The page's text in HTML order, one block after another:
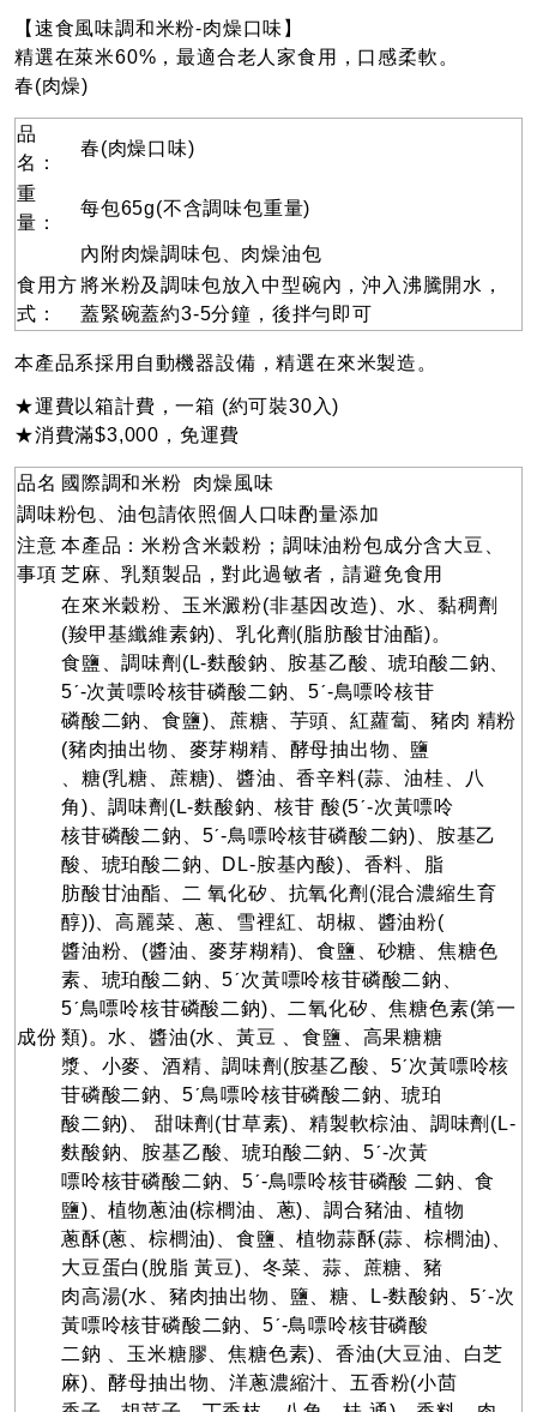
【速食風味調和米粉-肉燥口味】
精選在萊米60%，最適合老人家食用，口感柔軟。
春(肉燥)
品
名：
春(肉燥口味)
重
量：
每包65g(不含調味包重量)
內附肉燥調味包、肉燥油包
食用方
式：
將米粉及調味包放入中型碗內，沖入沸騰開水，
蓋緊碗蓋約3-5分鐘，後拌勻即可
本產品系採用自動機器設備，精選在來米製造。
★運費以箱計費，一箱 (約可裝30入)
★消費滿$3,000，免運費
品名 國際調和米粉 肉燥風味
調味粉包、油包請依照個人口味酌量添加
注意
事項
本產品：米粉含米穀粉；調味油粉包成分含大豆、
芝麻、乳類製品，對此過敏者，請避免食用
成份
在來米穀粉、玉米澱粉(非基因改造)、水、黏稠劑
(羧甲基纖維素鈉)、乳化劑(脂肪酸甘油酯)。
食鹽、調味劑(L-麩酸鈉、胺基乙酸、琥珀酸二鈉、
5ˊ-次黃嘌呤核苷磷酸二鈉、5ˊ-鳥嘌呤核苷
磷酸二鈉、食鹽)、蔗糖、芋頭、紅蘿蔔、豬肉 精粉
(豬肉抽出物、麥芽糊精、酵母抽出物、鹽
、糖(乳糖、蔗糖)、醬油、香辛料(蒜、油桂、八
角)、調味劑(L-麩酸鈉、核苷 酸(5ˊ-次黃嘌呤
核苷磷酸二鈉、5ˊ-鳥嘌呤核苷磷酸二鈉)、胺基乙
酸、琥珀酸二鈉、DL-胺基內酸)、香料、脂
肪酸甘油酯、二 氧化矽、抗氧化劑(混合濃縮生育
醇))、高麗菜、蔥、雪裡紅、胡椒、醬油粉(
醬油粉、(醬油、麥芽糊精)、食鹽、砂糖、焦糖色
素、琥珀酸二鈉、5ˊ次黃嘌呤核苷磷酸二鈉、
5ˊ鳥嘌呤核苷磷酸二鈉)、二氧化矽、焦糖色素(第一
類)。水、醬油(水、黃豆 、食鹽、高果糖糖
漿、小麥、酒精、調味劑(胺基乙酸、5ˊ次黃嘌呤核
苷磷酸二鈉、5ˊ鳥嘌呤核苷磷酸二鈉、琥珀
酸二鈉)、 甜味劑(甘草素)、精製軟棕油、調味劑(L-
麩酸鈉、胺基乙酸、琥珀酸二鈉、5ˊ-次黃
嘌呤核苷磷酸二鈉、5ˊ-鳥嘌呤核苷磷酸 二鈉、食
鹽)、植物蔥油(棕櫚油、蔥)、調合豬油、植物
蔥酥(蔥、棕櫚油)、食鹽、植物蒜酥(蒜、棕櫚油)、
大豆蛋白(脫脂 黃豆)、冬菜、蒜、蔗糖、豬
肉高湯(水、豬肉抽出物、鹽、糖、L-麩酸鈉、5ˊ-次
黃嘌呤核苷磷酸二鈉、5ˊ-鳥嘌呤核苷磷酸
二鈉 、玉米糖膠、焦糖色素)、香油(大豆油、白芝
麻)、酵母抽出物、洋蔥濃縮汁、五香粉(小茴